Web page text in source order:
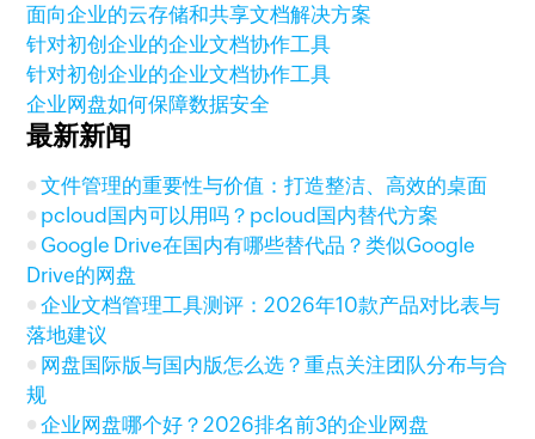
面向企业的云存储和共享文档解决方案
针对初创企业的企业文档协作工具
针对初创企业的企业文档协作工具
企业网盘如何保障数据安全
最新新闻
文件管理的重要性与价值：打造整洁、高效的桌面
pcloud国内可以用吗？pcloud国内替代方案
Google Drive在国内有哪些替代品？类似Google
Drive的网盘
企业文档管理工具测评：2026年10款产品对比表与
落地建议
网盘国际版与国内版怎么选？重点关注团队分布与合
规
企业网盘哪个好？2026排名前3的企业网盘